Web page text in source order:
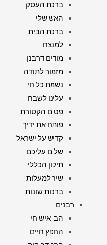
ברכת העסק
האש שלי
ברכת הבית
למנצח
מודים דרבנן
מזמור לתודה
נשמת כל חי
עלינו לשבח
פטום הקטורת
פותח את ידיך
קדיש על ישראל
שלום עליכם
תיקון הכללי
שיר למעלות
ברכות שונות
רבנים
הבן איש חי
החפץ חיים